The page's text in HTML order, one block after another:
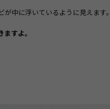
が中に浮いているように見えます
すよ。